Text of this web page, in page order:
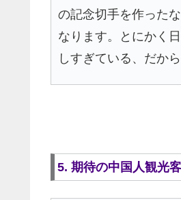
の記念切手を作った
なります。とにかく
しすぎている、だか
5. 期待の中国人観光